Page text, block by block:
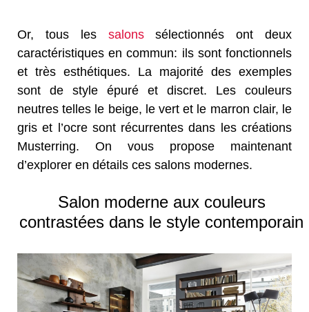
Or, tous les salonssélectionnés ont deux
caractéristiques en commun: ils sont fonctionnels
et très esthétiques. La majorité des exemples
sont de style épuré et discret. Les couleurs
neutres telles le beige, le vert et le marron clair, le
gris et l’ocre sont récurrentes dans les créations
Musterring. On vous propose maintenant
d’explorer en détails ces salons modernes.
Salon moderne aux couleurs
contrastées dans le style contemporain